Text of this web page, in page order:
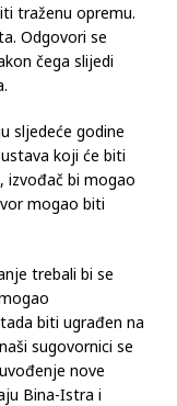
traženu opremu.
Odgovori se
čega slijedi
sljedeće godine
koji će biti
izvođač bi mogao
mogao biti
trebali bi se
biti ugrađen na
sugovornici se
nove
Bina-Istra i